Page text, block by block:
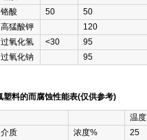
铬酸
50
50
高猛酸钾
120
过氧化氢
<30
95
过氧化钠
95
塑料的而腐蚀性能表(仅供参考)
温
介质
浓度%
25